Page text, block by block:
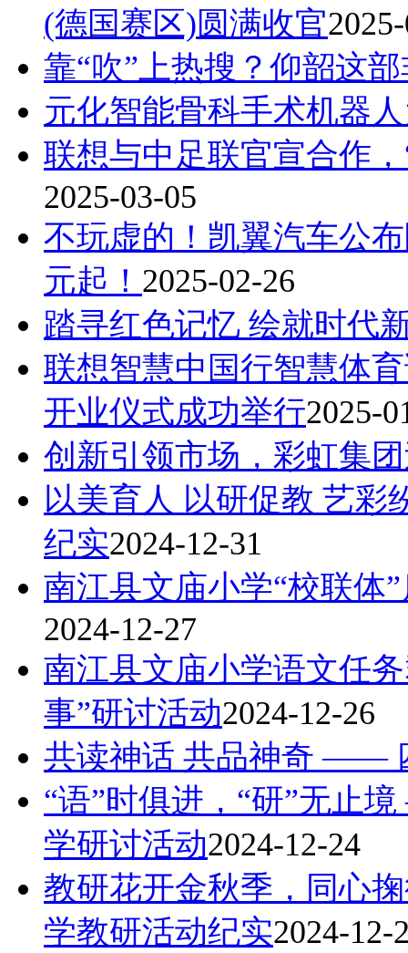
(德国赛区)圆满收官
靠“吹”上热搜？仰韶这
元化智能骨科手术机器
联想与中足联官宣合作
2025-03-05
不玩虚的！凯翼汽车公
元起！ 2025-02-26
踏寻红色记忆 绘就时代
联想智慧中国行智慧体
开业仪式成功举行2025-
创新引领市场，彩虹集
以美育人 以研促教 艺
纪实2024-12-31
南江县文庙小学“校联体
2024-12-27
南江县文庙小学语文任
事”研讨活动2024-12-26
共读神话 共品神奇 ——
“语”时俱进，“研”无止
学研讨活动2024-12-24
教研花开金秋季，同心
学教研活动纪实2024-12-